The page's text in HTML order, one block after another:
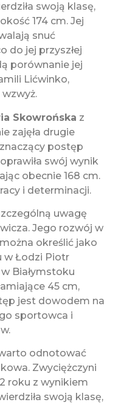
swoją klasę,
174 cm. Jej
snuć
do jej przyszłej
porównanie jej
Lićwinko,
Skowrońska z
zajęła drugie
postęp
swój wynik
obecnie 168 cm.
i determinacji.
uwagę
Jego rozwój w
określić jako
w Łodzi Piotr
Białymstoku
45 cm,
jest dowodem na
sportowca i
odnotować
Zwyciężczyni
roku z wynikiem
swoją klasę,